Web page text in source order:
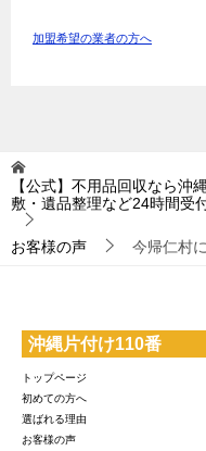
加盟希望の業者の方へ
【公式】不用品回収なら沖
敷・遺品整理など24時間受
お客様の声 今帰仁村
沖縄片付け110番
トップページ
初めての方へ
選ばれる理由
お客様の声